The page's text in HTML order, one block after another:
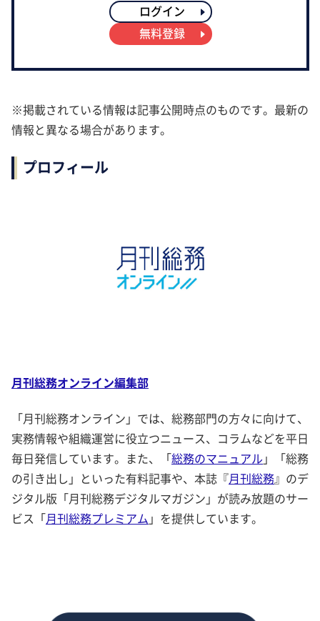
ログイン
無料登録
※掲載されている情報は記事公開時点のものです。最新の
情報と異なる場合があります。
プロフィール
月刊総務オンライン編集部
「月刊総務オンライン」では、総務部門の方々に向けて、
実務情報や組織運営に役立つニュース、コラムなどを平日
毎日発信しています。また、「総務のマニュアル 」「総務
の引き出し」といった有料記事や、本誌『月刊総務』のデ
ジタル版「月刊総務デジタルマガジン」が読み放題のサー
ビス「月刊総務プレミアム 」を提供しています。